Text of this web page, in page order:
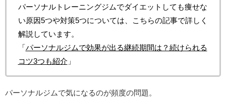
パーソナルトレーニングジムでダイエットしても痩せな
い原因5つや対策5つについては、こちらの記事で詳しく
解説しています。
「 パーソナルジムで効果が出る継続期間は？続けられる
コツ3つも紹介 」
パーソナルジムで気になるのが頻度の問題。